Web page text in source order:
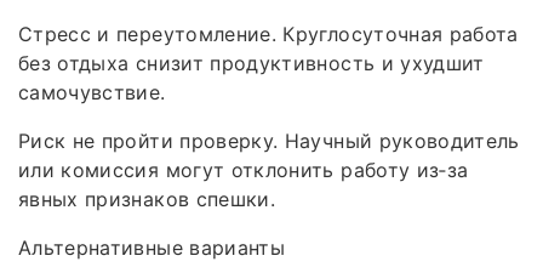
Стресс и переутомление. Круглосуточная работа
без отдыха снизит продуктивность и ухудшит
самочувствие.
Риск не пройти проверку. Научный руководитель
или комиссия могут отклонить работу из‑за
явных признаков спешки.
Альтернативные варианты